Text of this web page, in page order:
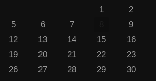
1
2
5 6 7
9
12 13 14 15
16
19 20 21 22
23
26 27 28 29
30